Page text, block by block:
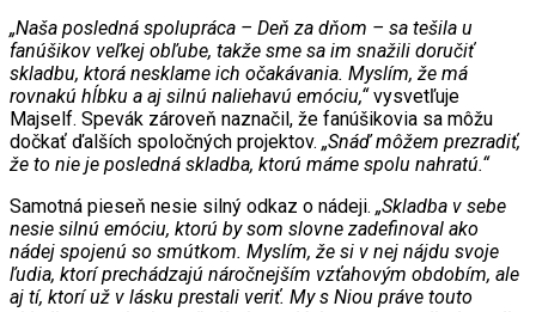
„Naša posledná spolupráca – Deň za dňom – sa tešila u
fanúšikov veľkej obľube, takže sme sa im snažili doručiť
skladbu, ktorá nesklame ich očakávania. Myslím, že má
rovnakú hĺbku a aj silnú naliehavú emóciu,“ vysvetľuje
Majself. Spevák zároveň naznačil, že fanúšikovia sa môžu
dočkať ďalších spoločných projektov. „Snáď môžem prezradiť,
že to nie je posledná skladba, ktorú máme spolu nahratú.“
Samotná pieseň nesie silný odkaz o nádeji. „Skladba v sebe
nesie silnú emóciu, ktorú by som slovne zadefinoval ako
nádej spojenú so smútkom. Myslím, že si v nej nájdu svoje
ľudia, ktorí prechádzajú náročnejším vzťahovým obdobím, ale
aj tí, ktorí už v lásku prestali veriť. My s Niou práve touto